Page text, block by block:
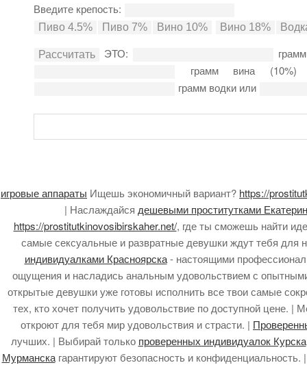
Введите крепость:
ЭТО:
грамм вина
грамм водки или
игровые аппараты Ищешь экономичный вариант? https://
| Наслаждайся дешевыми проститутками
https://prostitutkinovosibirskaher.net/, где ты сможешь найти
самые сексуальные и развратные девушки ждут тебя
индивидуалками Красноярска- настоящими
ощущения и насладись анальным удовольствием с
открытые девушки уже готовы исполнить все твои самые
тех, кто хочет получить удовольствие по доступной
откроют для тебя мир удовольствия и страсти. |
лучших. | Выбирай только проверенных индивидуалок Курска
Мурманскагарантируют безопасность и конфиденциальность.